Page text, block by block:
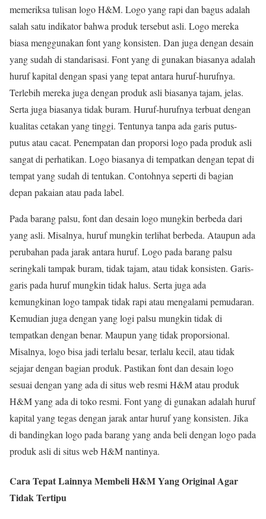
memeriksa tulisan logo H&M. Logo yang rapi dan bagus adalah
salah satu indikator bahwa produk tersebut asli. Logo mereka
biasa menggunakan font yang konsisten. Dan juga dengan desain
yang sudah di standarisasi. Font yang di gunakan biasanya adalah
huruf kapital dengan spasi yang tepat antara huruf-hurufnya.
Terlebih mereka juga dengan produk asli biasanya tajam, jelas.
Serta juga biasanya tidak buram. Huruf-hurufnya terbuat dengan
kualitas cetakan yang tinggi. Tentunya tanpa ada garis putus-
putus atau cacat. Penempatan dan proporsi logo pada produk asli
sangat di perhatikan. Logo biasanya di tempatkan dengan tepat di
tempat yang sudah di tentukan. Contohnya seperti di bagian
depan pakaian atau pada label.
Pada barang palsu, font dan desain logo mungkin berbeda dari
yang asli. Misalnya, huruf mungkin terlihat berbeda. Ataupun ada
perubahan pada jarak antara huruf. Logo pada barang palsu
seringkali tampak buram, tidak tajam, atau tidak konsisten. Garis-
garis pada huruf mungkin tidak halus. Serta juga ada
kemungkinan logo tampak tidak rapi atau mengalami pemudaran.
Kemudian juga dengan yang logi palsu mungkin tidak di
tempatkan dengan benar. Maupun yang tidak proporsional.
Misalnya, logo bisa jadi terlalu besar, terlalu kecil, atau tidak
sejajar dengan bagian produk. Pastikan font dan desain logo
sesuai dengan yang ada di situs web resmi H&M atau produk
H&M yang ada di toko resmi. Font yang di gunakan adalah huruf
kapital yang tegas dengan jarak antar huruf yang konsisten. Jika
di bandingkan logo pada barang yang anda beli dengan logo pada
produk asli di situs web H&M nantinya.
Cara Tepat Lainnya Membeli H&M Yang Original Agar
Tidak Tertipu